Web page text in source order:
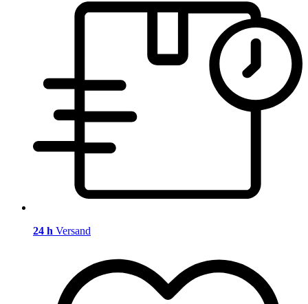
24 h Versand